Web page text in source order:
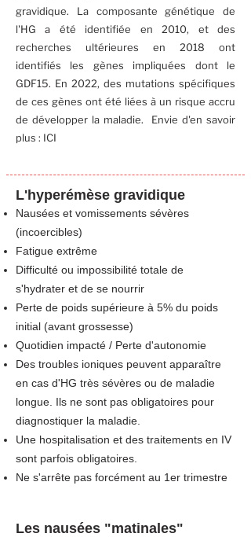
gravidique. La composante génétique de
l'HG a été identifiée en 2010, et des
recherches ultérieures en 2018 ont
identifiés les gènes impliquées dont le
GDF15. En 2022, des mutations spécifiques
de ces gènes ont été liées à un risque accru
de développer la maladie. Envie d'en savoir
plus : ICI
L'hyperémèse gravidique
Nausées et vomissements sévères
(incoercibles)
Fatigue extrême
Difficulté ou impossibilité totale de
s'hydrater et de se nourrir
Perte de poids supérieure à 5% du poids
initial (avant grossesse)
Quotidien impacté / Perte d'autonomie
Des troubles ioniques peuvent apparaître
en cas d'HG très sévères ou de maladie
longue. Ils ne sont pas obligatoires pour
diagnostiquer la maladie.
Une hospitalisation et des traitements en IV
sont parfois obligatoires.
Ne s'arrête pas forcément au 1er trimestre
Les nausées "matinales"